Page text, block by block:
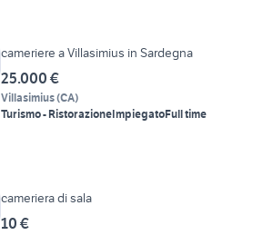
cameriere a Villasimius in Sardegna
25.000 €
Villasimius(CA)
Turismo - RistorazioneImpiegatoFull time
cameriera di sala
10 €